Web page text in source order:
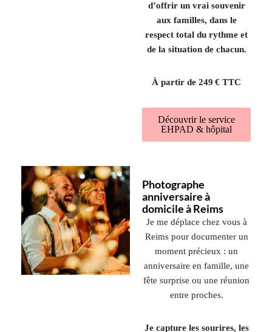
d’offrir un vrai souvenir
aux familles, dans le
respect total du rythme et
de la situation de chacun.
À partir de 249 € TTC
Découvrir le service
EHPAD & hôpital
Photographe
anniversaire à
domicile à Reims
Je me déplace chez vous à
Reims pour documenter un
moment précieux : un
anniversaire en famille, une
fête surprise ou une réunion
entre proches.
Je capture les sourires, les